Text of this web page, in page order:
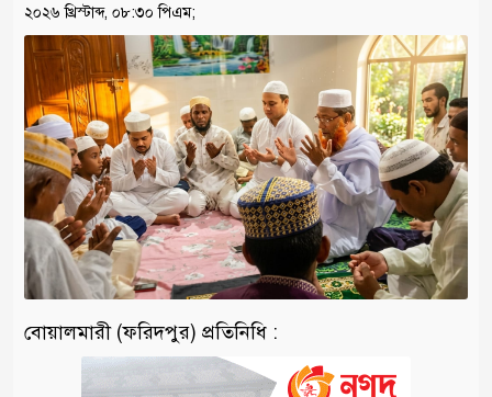
২০২৬ খ্রিস্টাব্দ, ০৮:৩০ পিএম;
বোয়ালমারী (ফরিদপুর) প্রতিনিধি :